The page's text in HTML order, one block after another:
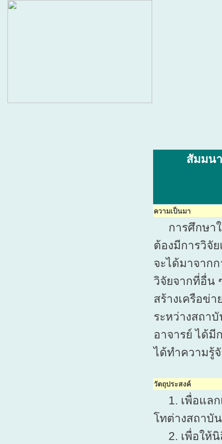
สัมมน
ความเป็นมา
การศึกษาใ
ต้องมีการวิจั
จะได้มาจาก
วิจัยจากที่อื่น
สร้างเครือข่
ระหว่างสถา
อาจารย์ ได้มี
ได้ทำความรู้
วัตถุประสงค์
1. เพื่อแลก
โทต่างสถาบั
2. เพื่อให้นิ